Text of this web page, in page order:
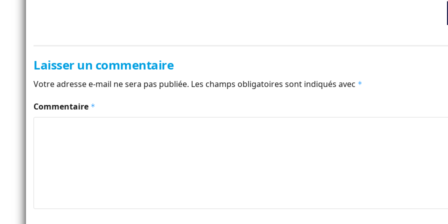
Laisser un commentaire
Votre adresse e-mail ne sera pas publiée. Les champs obligatoires sont indiqués avec *
Commentaire *